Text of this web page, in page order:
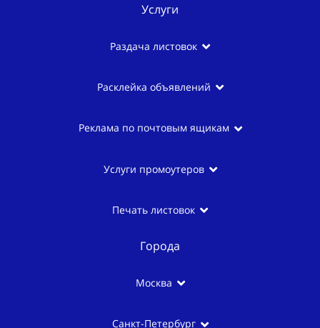
Услуги
Раздача листовок
Расклейка объявлений
Реклама по почтовым ящикам
Услуги промоутеров
Печать листовок
Города
Москва
Санкт-Петербург